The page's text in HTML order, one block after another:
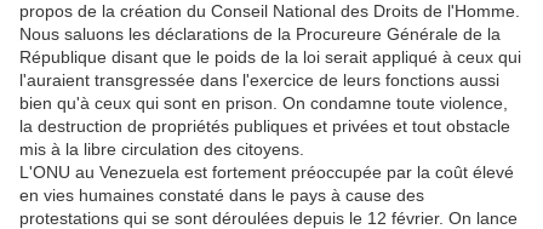
propos de la création du Conseil National des Droits de l'Homme.
Nous saluons les déclarations de la Procureure Générale de la
République disant que le poids de la loi serait appliqué à ceux qui
l'auraient transgressée dans l'exercice de leurs fonctions aussi
bien qu'à ceux qui sont en prison. On condamne toute violence,
la destruction de propriétés publiques et privées et tout obstacle
mis à la libre circulation des citoyens.
L'ONU au Venezuela est fortement préoccupée par la coût élevé
en vies humaines constaté dans le pays à cause des
protestations qui se sont déroulées depuis le 12 février. On lance